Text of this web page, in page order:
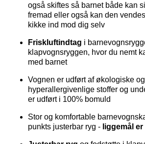
også skiftes så barnet både kan
fremad eller også kan den
kikke ind mod dig selv
Friskluftindtag i
klapvognsryggen, hvor du nemt
med barnet
Vognen er udført af økologiske og
hyperallergivenlige stoffer og
er udført i 100% bomuld
Stor og komfortable
punkts justerbar ryg - liggemål